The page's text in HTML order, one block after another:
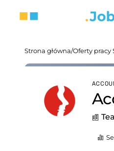
Strona główna/Oferty pracy